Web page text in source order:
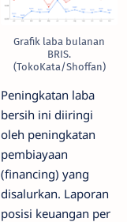
Grafik laba bulanan
BRIS.
(TokoKata/Shoffan)
Peningkatan laba
bersih ini diiringi
oleh peningkatan
pembiayaan
(financing) yang
disalurkan. Laporan
posisi keuangan per